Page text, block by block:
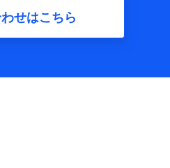
類や年齢などの情報などが含ま
囲】
が提供する保険関連サービスに
管理のため
と取引のあるもしくは委託を受
せはこちら